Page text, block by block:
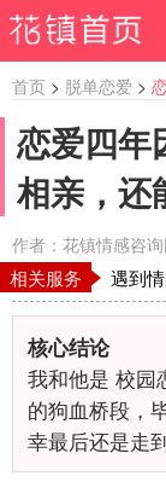
首页 > 脱单恋爱 >
恋爱四年
相亲，还
作者：花镇情感咨
相关服务 遇到
核心结论
我和他是 校园
的狗血桥段，
幸最后还是走